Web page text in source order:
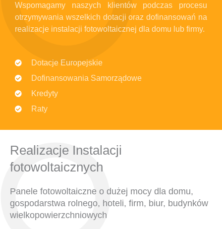
Wspomagamy naszych klientów podczas procesu
otrzymywania wszelkich dotacji oraz dofinansowań na
realizacje instalacji fotowoltaicznej dla domu lub firmy.
Dotacje Europejskie
Dofinansowania Samorządowe
Kredyty
Raty
Realizacje Instalacji
fotowoltaicznych
Panele fotowoltaiczne o dużej mocy dla domu,
gospodarstwa rolnego, hoteli, firm, biur, budynków
wielkopowierzchniowych